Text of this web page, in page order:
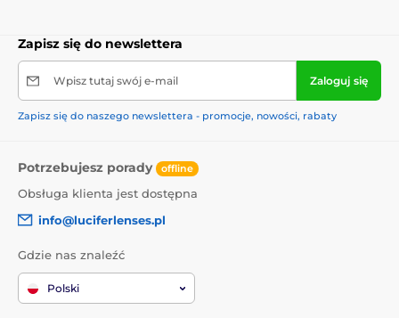
Zapisz się do newslettera
Wpisz tutaj swój e-mail Zaloguj się
Zapisz się do naszego newslettera - promocje, nowości, rabaty
Potrzebujesz porady offline
Obsługa klienta jest dostępna
info@luciferlenses.pl
Gdzie nas znaleźć
Polski